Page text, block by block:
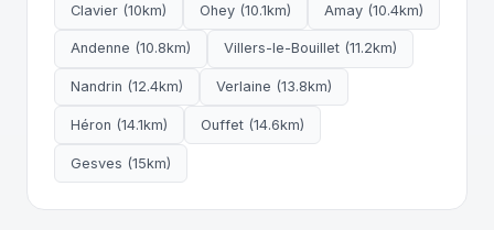
Clavier (10km) Ohey (10.1km) Amay (10.4km)
Andenne (10.8km) Villers-le-Bouillet (11.2km)
Nandrin (12.4km) Verlaine (13.8km)
Héron (14.1km) Ouffet (14.6km)
Gesves (15km)